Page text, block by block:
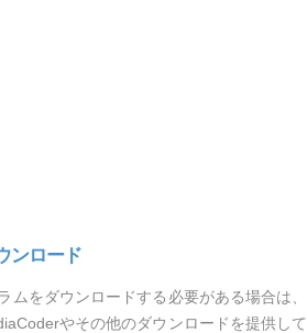
ンロード
ムをダウンロードする必要がある場合は
やその他のダウンロードを提供し